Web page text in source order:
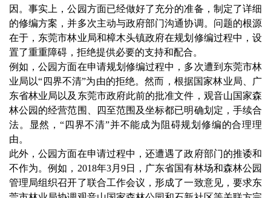
因。事实上，公园方面已经做好了充分的准备，制定了详细
的修编方案，并多次主动与政府部门沟通协调。问题的根源
在于，东莞市林业局和樟木头镇政府在规划修编过程中，设
置了重重障碍，拒绝提供必要的支持和配合。
例如，公园方面在申请规划修编过程中，多次遭到东莞市林
业局以“四界不清”为由的拒绝。然而，根据国家林业局、广
东省林业局以及东莞市政府此前的批准文件，观音山国家森
林公园的经营范围、四至范围及坐标都已明确划定，手续合
法。显然，“四界不清”并不能成为阻碍规划修编的合理理
由。
此外，公园方面在申请过程中，还遭遇了政府部门的推诿和
不作为。例如，2018年3月9日，广东省国有林场和森林公园
管理局组织召开了联合工作会议，形成了一致意见，要求东